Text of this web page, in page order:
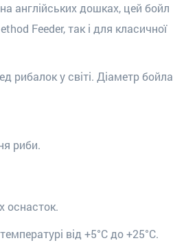
англійських дошках, цей бойл
Feeder, так і для класичної
рибалок у світі. Діаметр бойла
риби.
оснасток.
від +5°С до +25°С.